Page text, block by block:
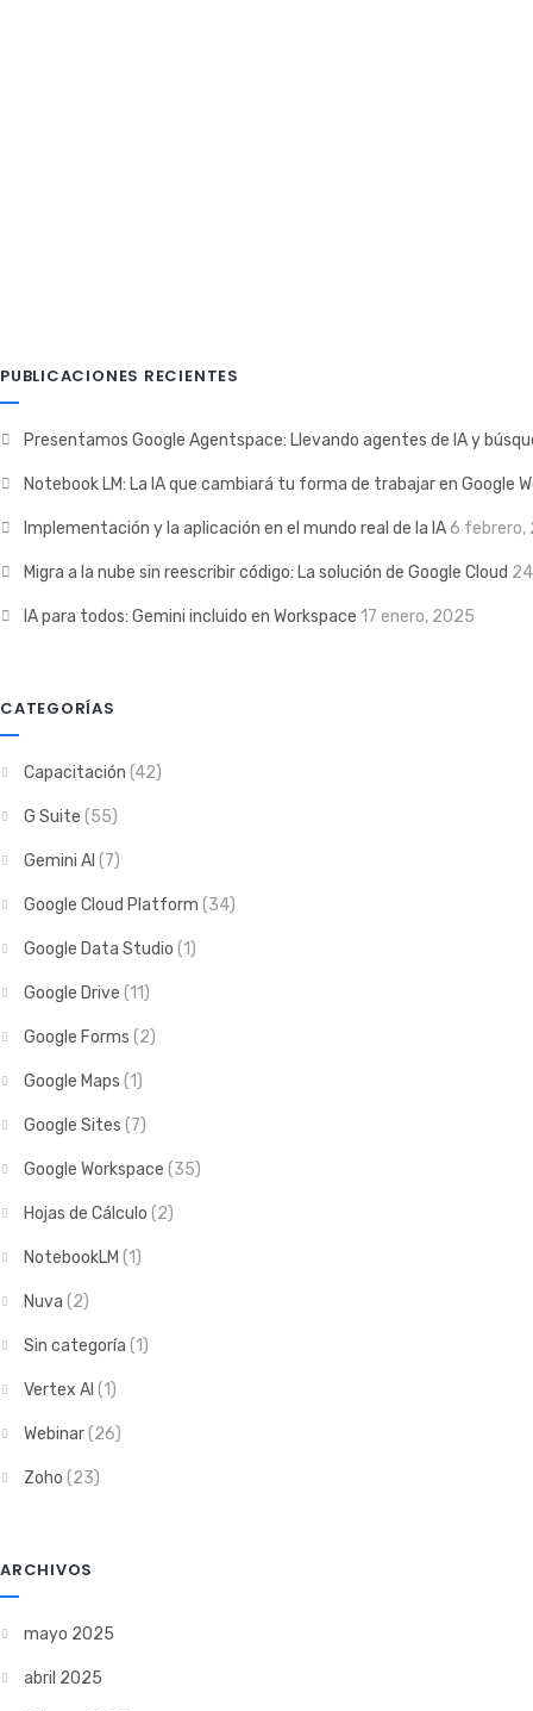
PUBLICACIONES RECIENTES
Presentamos Google Agentspace: Llevando agentes de IA y
Notebook LM: La IA que cambiará tu forma de trabajar en Google
Implementación y la aplicación en el mundo real de la IA 6 febrero,
Migra a la nube sin reescribir código: La solución de Google Cloud
IA para todos: Gemini incluido en Workspace 17 enero, 2025
CATEGORÍAS
Capacitación (42)
G Suite (55)
Gemini AI (7)
Google Cloud Platform (34)
Google Data Studio (1)
Google Drive (11)
Google Forms (2)
Google Maps (1)
Google Sites (7)
Google Workspace (35)
Hojas de Cálculo (2)
NotebookLM (1)
Nuva (2)
Sin categoría (1)
Vertex AI (1)
Webinar(26)
Zoho (23)
ARCHIVOS
mayo 2025
abril 2025